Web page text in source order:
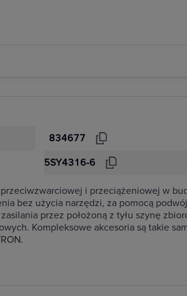
834677
5SY4316-6
i przeciążeniowej w
bez użycia narzędzi, za pomocą
przez położoną z tyłu szynę
Kompleksowe akcesoria są takie